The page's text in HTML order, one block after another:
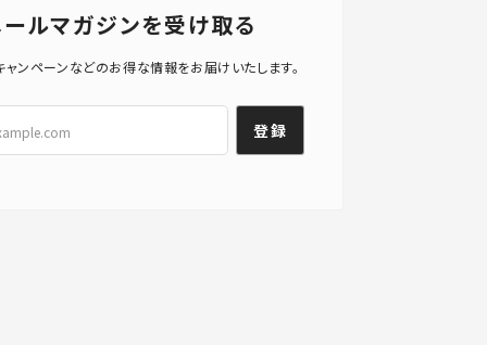
ールマガジンを受け取る
ンペーンなどのお得な情報をお届けいたします。
登録